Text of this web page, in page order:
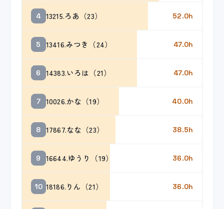
4 13215.ろあ（23） 52.0h
5 13416.みつき（24） 47.0h
6 14383.いろは（21） 47.0h
7 10026.かな（19） 40.0h
8 17867.なな（23） 38.5h
9 16644.ゆうり（19） 36.0h
10 18186.りん（21） 36.0h